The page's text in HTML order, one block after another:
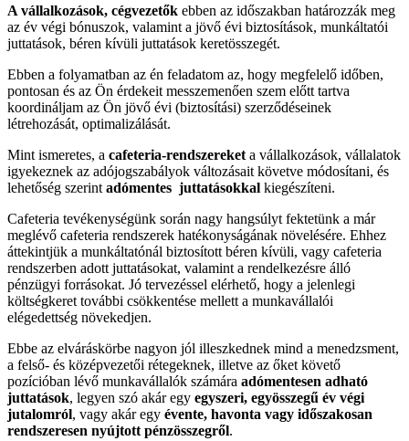
A vállalkozások, cégvezetők ebben az időszakban határozzák meg
az év végi bónuszok, valamint a jövő évi biztosítások, munkáltatói
juttatások, béren kívüli juttatások keretösszegét.
Ebben a folyamatban az én feladatom az, hogy megfelelő időben,
pontosan és az Ön érdekeit messzemenően szem előtt tartva
koordináljam az Ön jövő évi (biztosítási) szerződéseinek
létrehozását, optimalizálását.
Mint ismeretes, a cafeteria-rendszereket a vállalkozások, vállalatok
igyekeznek az adójogszabályok változásait követve módosítani, és
lehetőség szerint adómentes juttatásokkal kiegészíteni.
Cafeteria tevékenységünk során nagy hangsúlyt fektetünk a már
meglévő cafeteria rendszerek hatékonyságának növelésére. Ehhez
áttekintjük a munkáltatónál biztosított béren kívüli, vagy cafeteria
rendszerben adott juttatásokat, valamint a rendelkezésre álló
pénzügyi forrásokat. Jó tervezéssel elérhető, hogy a jelenlegi
költségkeret további csökkentése mellett a munkavállalói
elégedettség növekedjen.
Ebbe az elváráskörbe nagyon jól illeszkednek mind a menedzsment,
a felső- és középvezetői rétegeknek, illetve az őket követő
pozícióban lévő munkavállalók számára adómentesen adható
juttatások, legyen szó akár egy egyszeri, egyösszegű év végi
jutalomról, vagy akár egy évente, havonta vagy időszakosan
rendszeresen nyújtott pénzösszegről.